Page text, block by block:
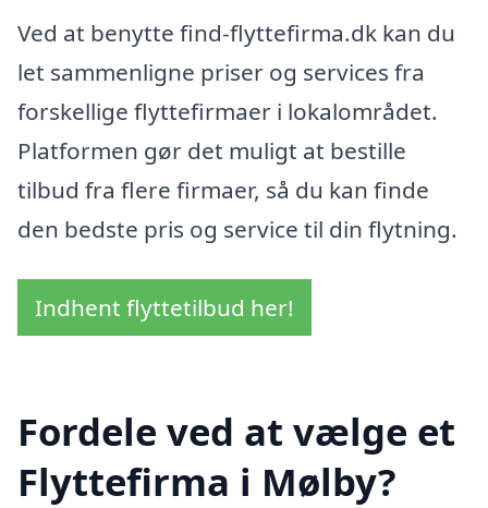
Ved at benytte find-flyttefirma.dk kan du
let sammenligne priser og services fra
forskellige flyttefirmaer i lokalområdet.
Platformen gør det muligt at bestille
tilbud fra flere firmaer, så du kan finde
den bedste pris og service til din flytning.
Indhent flyttetilbud her!
Fordele ved at vælge et
Flyttefirma i Mølby?